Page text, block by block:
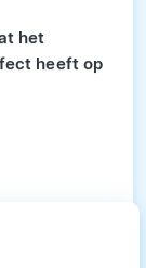
het
heeft op